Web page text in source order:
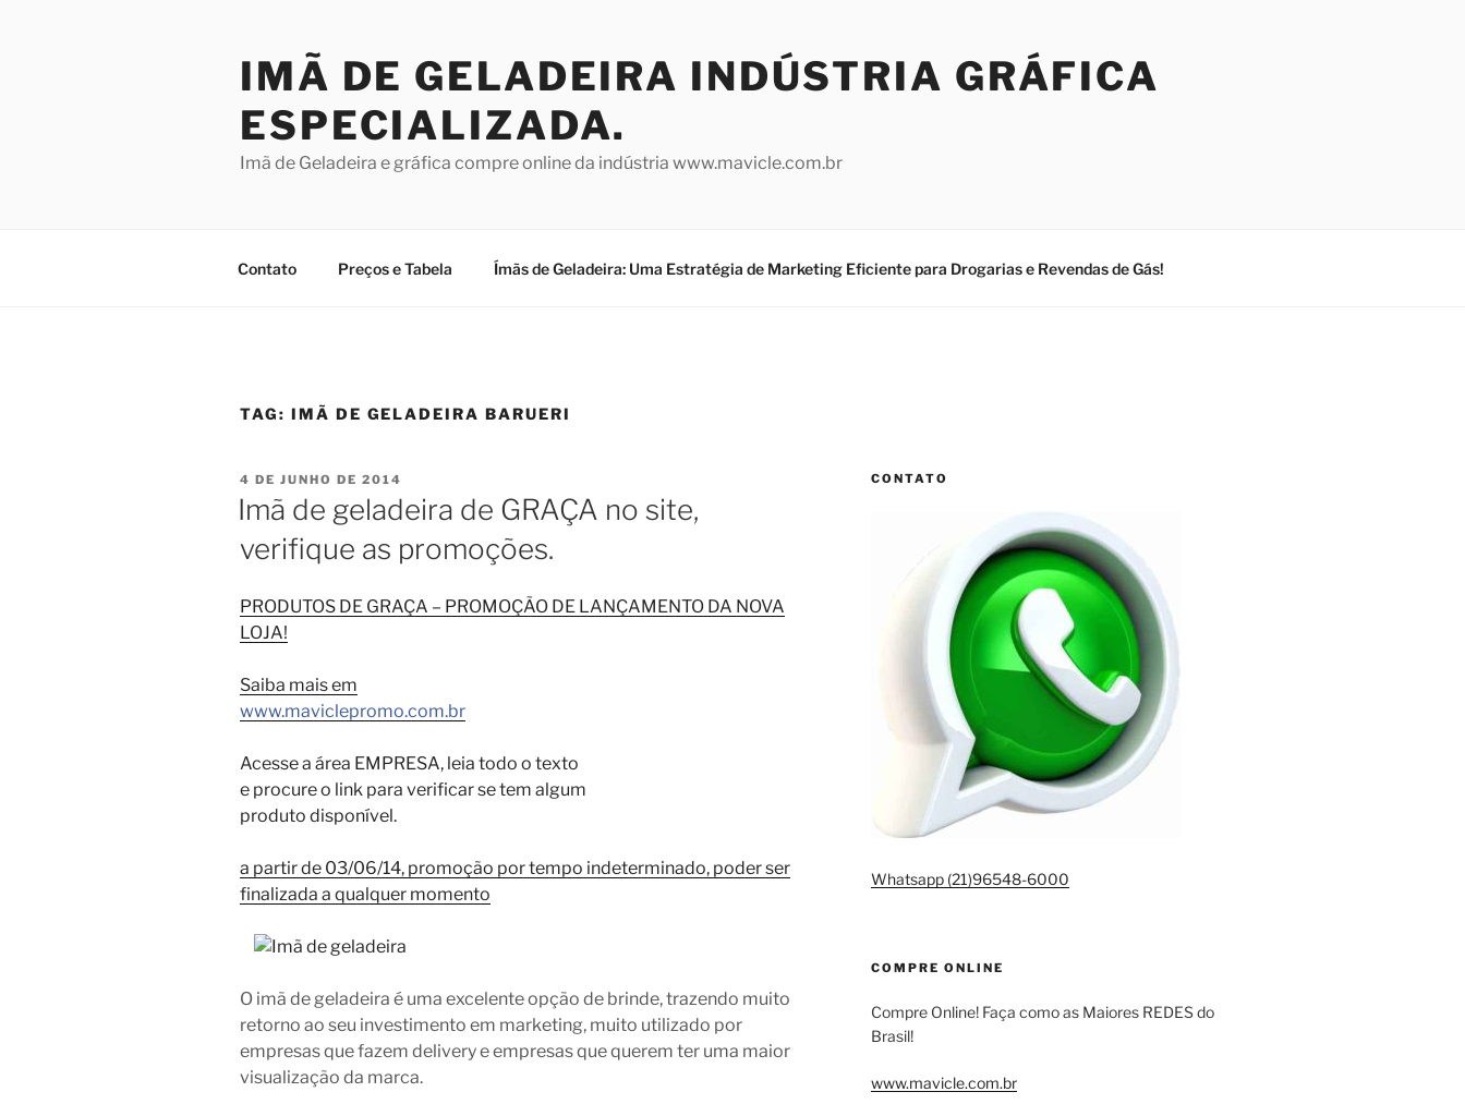
IMÃ DE GELADEIRA INDÚSTRIA GRÁFICA
ESPECIALIZADA.
Imã de Geladeira e gráfica compre online da indústria www.mavicle.com.br
Contato Preços e Tabela Ímãs de Geladeira: Uma Estratégia de Marketing Eficiente para Drogarias e Revendas de Gás!
TAG: IMÃ DE GELADEIRA BARUERI
PUBLICADO
EM
4 DE JUNHO DE 2014
Imã de geladeira de GRAÇA no site,
verifique as promoções.
PRODUTOS DE GRAÇA – PROMOÇÃO DE LANÇAMENTO DA NOVA
LOJA!
Saiba mais em
www.maviclepromo.com.br
Acesse a área EMPRESA, leia todo o texto
e procure o link para verificar se tem algum
produto disponível.
a partir de 03/06/14, promoção por tempo indeterminado, poder ser
finalizada a qualquer momento
O imã de geladeira é uma excelente opção de brinde, trazendo muito
retorno ao seu investimento em marketing, muito utilizado por
empresas que fazem delivery e empresas que querem ter uma maior
visualização da marca.
CONTATO
Whatsapp (21)96548-6000
COMPRE ONLINE
Compre Online! Faça como as Maiores REDES do
Brasil!
www.mavicle.com.br